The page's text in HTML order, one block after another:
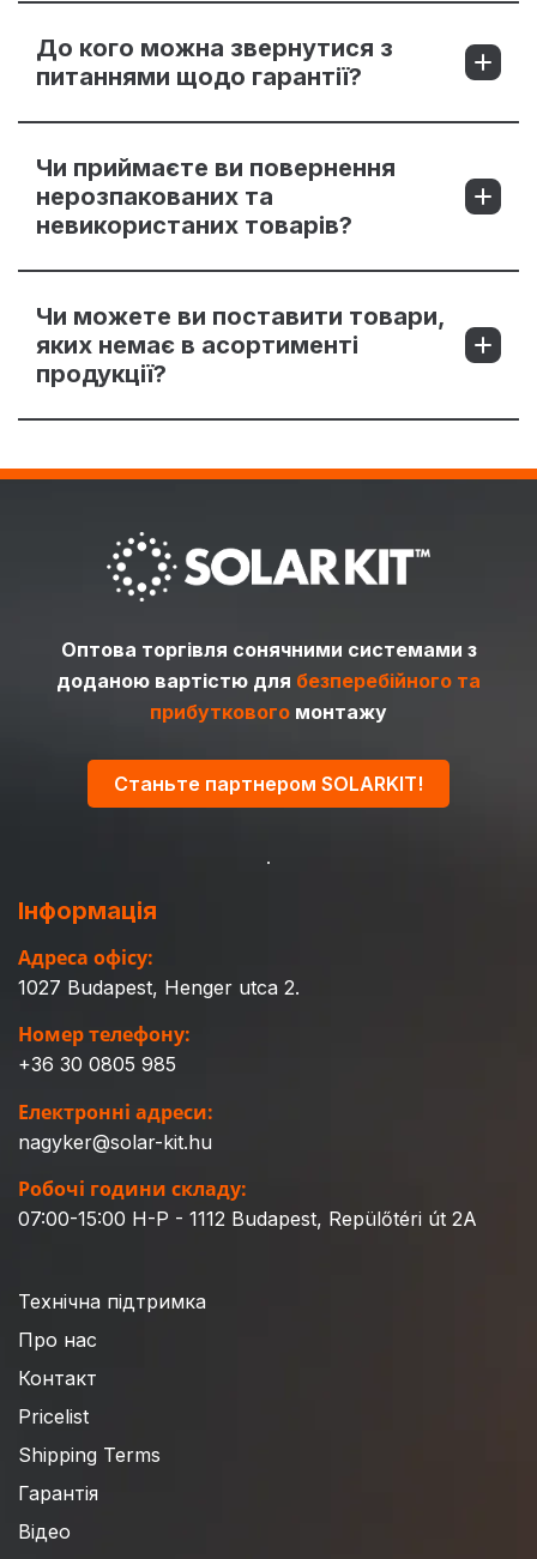
До кого можна звернутися з
питаннями щодо гарантії?
Чи приймаєте ви повернення
нерозпакованих та
невикористаних товарів?
Чи можете ви поставити товари,
яких немає в асортименті
продукції?
Оптова торгівля сонячними системами з
доданою вартістю для безперебійного та
прибуткового монтажу
Станьте партнером SOLARKIT!
Інформація
Адреса офісу:
1027 Budapest, Henger utca 2.
Номер телефону:
+36 30 0805 985
Електронні адреси:
nagyker@solar-kit.hu
Робочі години складу:
07:00-15:00 H-P - 1112 Budapest, Repülőtéri út 2A
Технічна підтримка
Про нас
Контакт
Pricelist
Shipping Terms
Гарантія
Відео